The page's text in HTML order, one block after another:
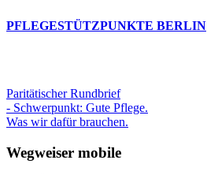
PFLEGESTÜTZPUNKTE BERLIN
Paritätischer Rundbrief
- Schwerpunkt: Gute Pflege.
Was wir dafür brauchen.
Wegweiser mobile